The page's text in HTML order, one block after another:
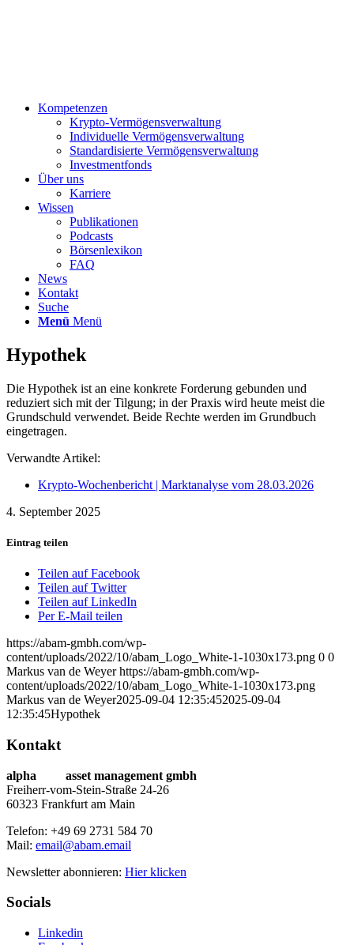
Kompetenzen
Krypto-Vermögensverwaltung
Individuelle Vermögensverwaltung
Standardisierte Vermögensverwaltung
Investmentfonds
Über uns
Karriere
Wissen
Publikationen
Podcasts
Börsenlexikon
FAQ
News
Kontakt
Suche
Menü Menü
Hypothek
Die Hypothek ist an eine konkrete Forderung gebunden und
reduziert sich mit der Tilgung; in der Praxis wird heute meist die
Grundschuld verwendet. Beide Rechte werden im Grundbuch
eingetragen.
Verwandte Artikel:
Krypto-Wochenbericht | Marktanalyse vom 28.03.2026
4. September 2025
Eintrag teilen
Teilen auf Facebook
Teilen auf Twitter
Teilen auf LinkedIn
Per E-Mail teilen
https://abam-gmbh.com/wp-
content/uploads/2022/10/abam_Logo_White-1-1030x173.png 0 0
Markus van de Weyer https://abam-gmbh.com/wp-
content/uploads/2022/10/abam_Logo_White-1-1030x173.png
Markus van de Weyer2025-09-04 12:35:452025-09-04
12:35:45Hypothek
Kontakt
alpha
asset management gmbh
Freiherr-vom-Stein-Straße 24-26
60323 Frankfurt am Main
Telefon: +49 69 2731 584 70
Mail: email@abam.email
Newsletter abonnieren: Hier klicken
Socials
Linkedin